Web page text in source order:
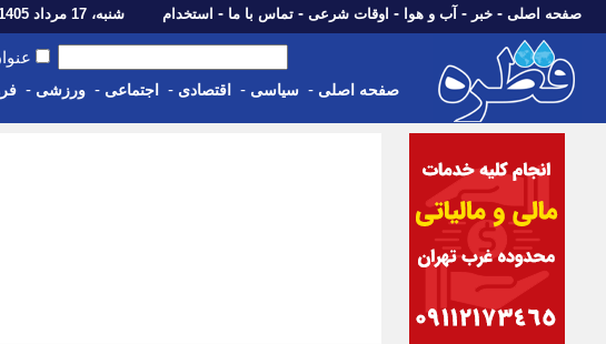
صفحه اصلی - خبر - آب و هوا - اوقات شرعی - تماس با ما - استخدام شنبه، 17 مرداد 1405 - Sat, 08th Aug 2026
صفحه اصلی - سیاسی - اقتصادی - اجتماعی - ورزشی -